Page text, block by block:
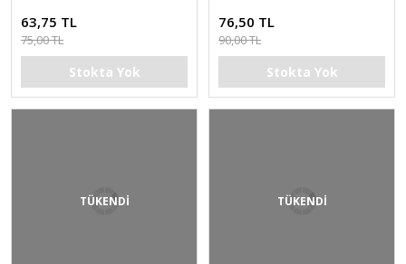
63,75 TL
75,00 TL
Stokta Yok
76,50 TL
90,00 TL
Stokta Yok
TÜKENDİ TÜKENDİ